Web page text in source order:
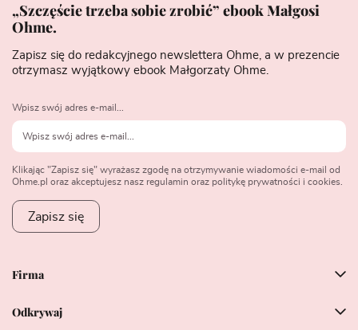
Firma
Odkrywaj
„Szczęście trzeba sobie zrobić” ebook Małgosi
Ohme.
Zapisz się do redakcyjnego newslettera Ohme, a w prezencie
otrzymasz wyjątkowy ebook Małgorzaty Ohme.
Wpisz swój adres e-mail...
Klikając "Zapisz się" wyrażasz zgodę na otrzymywanie wiadomości e-mail od
Ohme.pl oraz akceptujesz nasz regulamin oraz politykę prywatności i cookies.
Zapisz się